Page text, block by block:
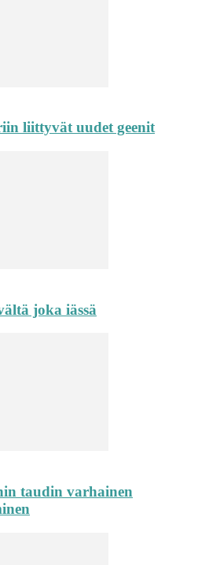
liittyvät uudet geenit
joka iässä
taudin varhainen